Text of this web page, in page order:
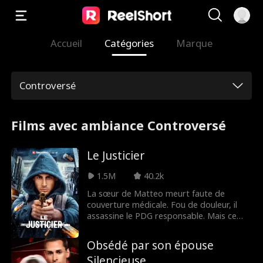
Accueil Catégories Marque
Controversé
Films avec ambiance Controversé
Le Justicier
1.5M
40.2k
La sœur de Matteo meurt faute de
couverture médicale. Fou de douleur, il
assassine le PDG responsable. Mais ce
tomber toutes les compagnies
d'assurance qui exploitent les plus faibles.
Traqué par la police, il laisse des indices
Obsédé par son épouse